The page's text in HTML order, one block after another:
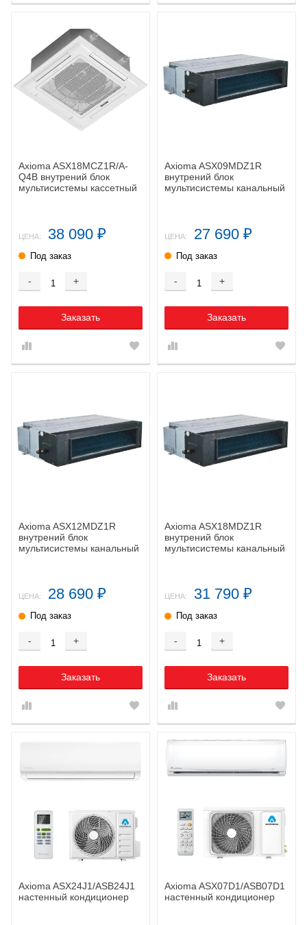
Axioma ASX18MCZ1R/A-
Q4B внутрений блок
мультисистемы кассетный
ЦЕНА: 38 090 ₽
Под заказ
- +
Заказать
Axioma ASX09MDZ1R
внутрений блок
мультисистемы канальный
ЦЕНА: 27 690 ₽
Под заказ
- +
Заказать
Axioma ASX12MDZ1R
внутрений блок
мультисистемы канальный
ЦЕНА: 28 690 ₽
Под заказ
- +
Заказать
Axioma ASX18MDZ1R
внутрений блок
мультисистемы канальный
ЦЕНА: 31 790 ₽
Под заказ
- +
Заказать
Axioma ASX24J1/ASB24J1
настенный кондиционер
Axioma ASX07D1/ASB07D1
настенный кондиционер